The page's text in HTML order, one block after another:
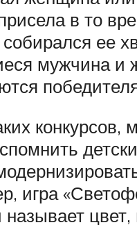
в то
ее
мужчина и
конкурсов,
игра
цвет,